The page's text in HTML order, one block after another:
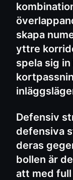
skapa
yttre
spela sig
Defensiv
defensiva
deras
bollen är
att med